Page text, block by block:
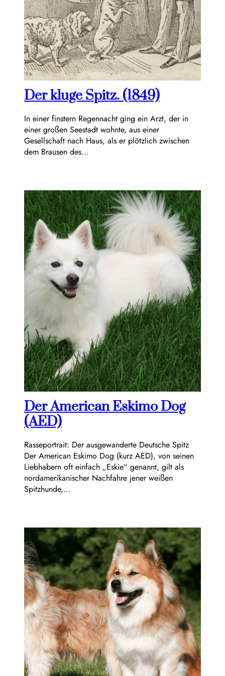
Der kluge Spitz. (1849)
In einer finstern Regennacht ging ein Arzt, der in
einer großen Seestadt wohnte, aus einer
Gesellschaft nach Haus, als er plötzlich zwischen
dem Brausen des…
Der American Eskimo Dog
(AED)
Rasseportrait: Der ausgewanderte Deutsche Spitz
Der American Eskimo Dog (kurz AED), von seinen
Liebhabern oft einfach „Eskie“ genannt, gilt als
nordamerikanischer Nachfahre jener weißen
Spitzhunde,…